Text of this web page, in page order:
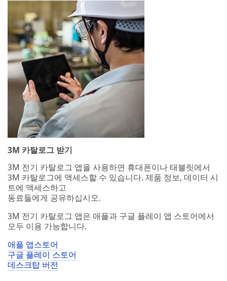
3M 카탈로그 받기
3M 전기 카탈로그 앱을 사용하면 휴대폰이나 태블릿에서
3M 카탈로그에 액세스할 수 있습니다. 제품 정보, 데이터 시
트에 액세스하고
동료들에게 공유하십시오.
3M 전기 카탈로그 앱은 애플과 구글 플레이 앱 스토어에서
모두 이용 가능합니다.
애플 앱스토어
구글 플레이 스토어
데스크탑 버전